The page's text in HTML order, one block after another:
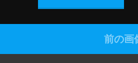
前の画